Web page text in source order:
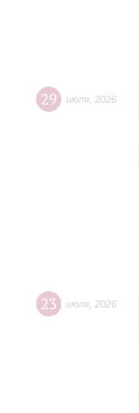
29 июля 2026
23 июля 2026